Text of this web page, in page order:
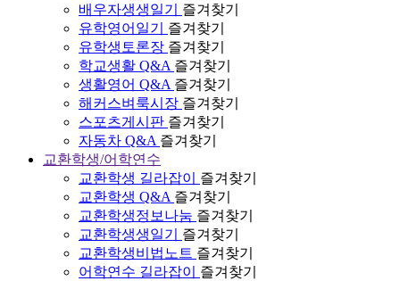
배우자생생일기
즐겨찾기
유학영어일기
즐겨찾기
유학생토론장 즐겨찾기
학교생활 Q&A 즐겨찾기
생활영어 Q&A 즐겨찾기
해커스벼룩시장 즐겨찾기
스포츠게시판 즐겨찾기
자동차 Q&A 즐겨찾기
교환학생/어학연수
교환학생 길라잡이
즐겨찾기
교환학생 Q&A 즐겨찾기
교환학생정보나눔 즐겨찾기
교환학생생일기
즐겨찾기
교환학생비법노트 즐겨찾기
어학연수 길라잡이
즐겨찾기